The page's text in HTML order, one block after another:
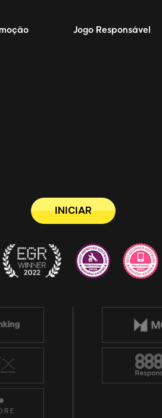
Jogo Responsável
INICIAR